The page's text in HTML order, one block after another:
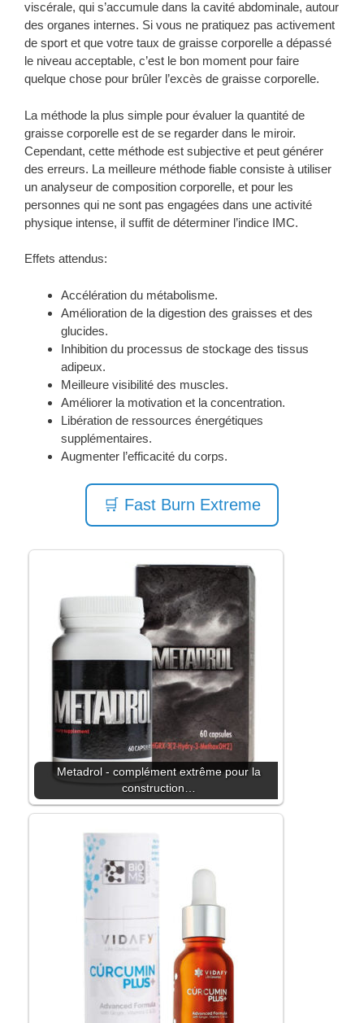
viscérale, qui s’accumule dans la cavité abdominale, autour
des organes internes. Si vous ne pratiquez pas activement
de sport et que votre taux de graisse corporelle a dépassé
le niveau acceptable, c’est le bon moment pour faire
quelque chose pour brûler l’excès de graisse corporelle.
La méthode la plus simple pour évaluer la quantité de
graisse corporelle est de se regarder dans le miroir.
Cependant, cette méthode est subjective et peut générer
des erreurs. La meilleure méthode fiable consiste à utiliser
un analyseur de composition corporelle, et pour les
personnes qui ne sont pas engagées dans une activité
physique intense, il suffit de déterminer l’indice IMC.
Effets attendus:
Accélération du métabolisme.
Amélioration de la digestion des graisses et des
glucides.
Inhibition du processus de stockage des tissus
adipeux.
Meilleure visibilité des muscles.
Améliorer la motivation et la concentration.
Libération de ressources énergétiques
supplémentaires.
Augmenter l’efficacité du corps.
🛒 Fast Burn Extreme
Metadrol - complément extrême pour la
construction…